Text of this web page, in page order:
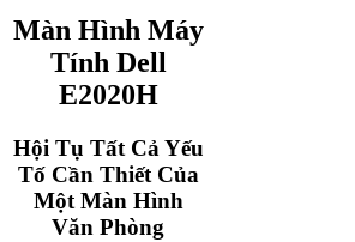
Màn Hình Máy
Tính Dell
E2020H
Hội Tụ Tất Cả Yếu
Tố Cần Thiết Của
Một Màn Hình
Văn Phòng